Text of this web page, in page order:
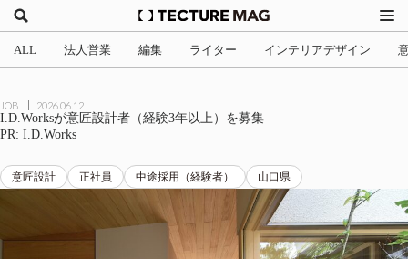
ALL 法人営業 編集 ライター インテリアデザイン
JOB 2026.06.12
I.D.Worksが意匠設計者（経験3年以上）を募集
PR: I.D.Works
意匠設計 正社員 中途採用（経験者） 山口県